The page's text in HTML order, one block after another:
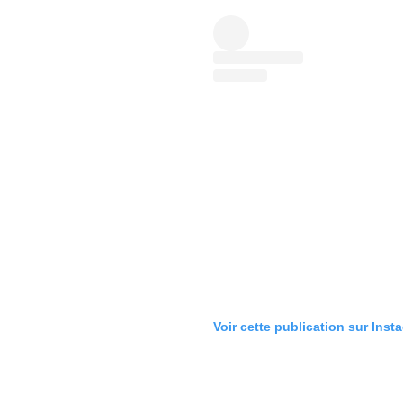
Voir cette publication sur